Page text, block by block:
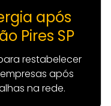
após
Pires SP
restabelecer
após
na rede.